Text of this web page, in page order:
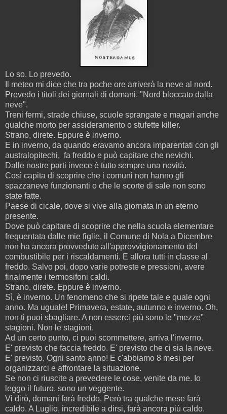
Lo so. Lo prevedo.
Il meteo mi dice che tra poche ore arriverà la neve al nord.
Prevedo i titoli dei giornali di domani. "Nord bloccato dalla
neve".
Treni fermi, strade chiuse, scuole sprangate e magari anche
qualche morto per assideramento o stufette killer.
Strano, direte. Eppure è inverno.
E in inverno, da quando eravamo ancora imparentati con gli
australopitechi, fa freddo e può capitare che nevichi.
Dalle nostre parti invece è tutto sempre una novità.
Così capita di scoprire che i comuni non hanno gli
spazzaneve funzionanti o che le scorte di sale non sono
state fatte.
Paese di cicale, dove si vive alla giornata in un eterno
presente.
Dove può capitare di scoprire che nella scuola elementare
frequentata dalle mie figlie, il Comune di Nola a Dicembre
non ha ancora provveduto all'approvvigionamento del
combustibile per i riscaldamenti. E allora tutti in classe al
freddo. Salvo poi, dopo varie potreste e pressioni, avere
finalmente i termosifoni caldi.
Strano, direte. Eppure è inverno.
Sì, è inverno. Un fenomeno che si ripete tale e quale ogni
anno. Ma uguale! Primavera, estate, autunno e inverno. Oh,
non ti puoi sbagliare. A non esserci più sono le "mezze"
stagioni. Non le stagioni.
Ad un certo punto, ci puoi scommettere, arriva l'inverno.
E' previsto che faccia freddo. E' previsto che ci sia la neve.
E' previsto. Ogni santo anno! E c'abbiamo 8 mesi per
organizzarci e affrontare la situazione.
Se non ci riuscite a prevedere le cose, venite da me. Io
leggo il futuro, sono un veggente.
Vi dirò, domani farà freddo. Però tra qualche mese farà
caldo. A Luglio, incredibile a dirsi, farà ancora più caldo.